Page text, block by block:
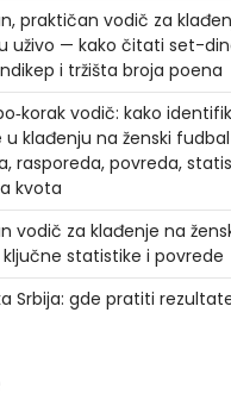
praktičan vodič za
uživo — kako čitati set-
i tržišta broja poena
vodič: kako
klađenju na ženski
rasporeda, povreda,
kvota
vodič za klađenje na
statistike i povrede
Srbija: gde pratiti